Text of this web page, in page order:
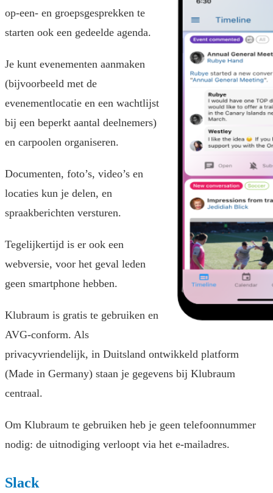
op-een- en groepsgesprekken te
starten ook een gedeelde agenda.
Je kunt evenementen aanmaken
(bijvoorbeeld met de
evenementlocatie en een wachtlijst
bij een beperkt aantal deelnemers)
en carpoolen organiseren.
Documenten, foto’s, video’s en
locaties kun je delen, en
spraakberichten versturen.
Tegelijkertijd is er ook een
webversie, voor het geval leden
geen smartphone hebben.
Klubraum is gratis te gebruiken en
AVG-conform. Als
privacyvriendelijk, in Duitsland ontwikkeld platform
(Made in Germany) staan je gegevens bij Klubraum
centraal.
Om Klubraum te gebruiken heb je geen telefoonnummer
nodig: de uitnodiging verloopt via het e-mailadres.
Slack